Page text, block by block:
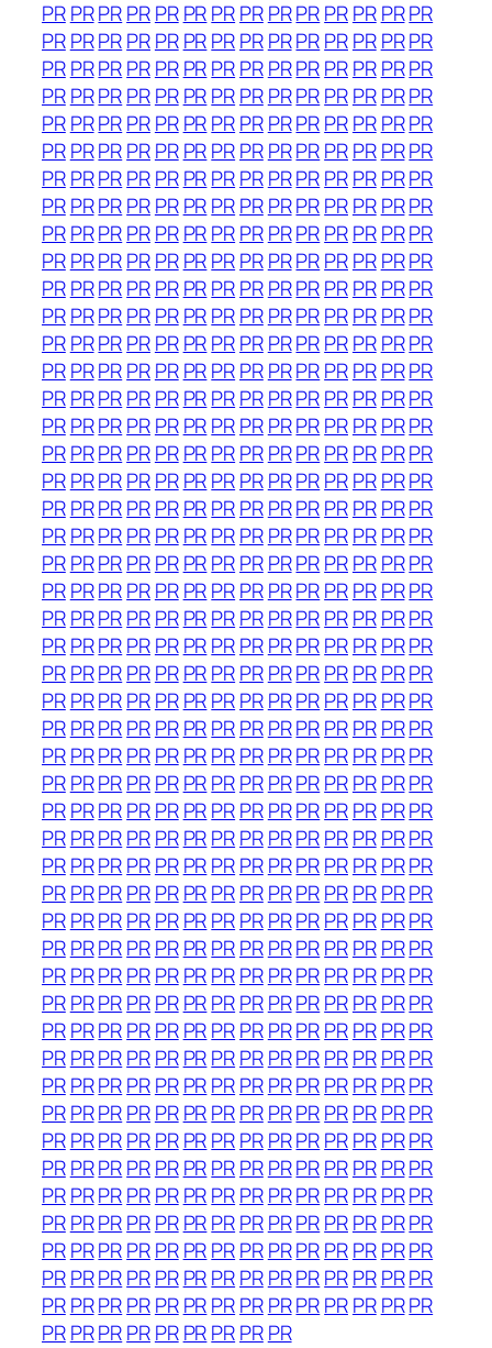
PRPRPRPRPR PRPRPRPRPRPRPR PRPR
PRPRPRPRPR PRPRPRPRPRPRPR PRPR
PRPRPRPRPR PRPRPRPRPRPRPR PRPR
PRPRPRPRPR PRPRPRPRPRPRPR PRPR
PRPRPRPRPR PRPRPRPRPRPRPR PRPR
PRPRPRPRPR PRPRPRPRPRPRPR PRPR
PRPRPRPRPR PRPRPRPRPRPRPR PRPR
PRPRPRPRPR PRPRPRPRPRPRPR PRPR
PRPRPRPRPR PRPRPRPRPRPRPR PRPR
PRPRPRPRPR PRPRPRPRPRPRPR PRPR
PRPRPRPRPR PRPRPRPRPRPRPR PRPR
PRPRPRPRPR PRPRPRPRPRPRPR PRPR
PRPRPRPRPR PRPRPRPRPRPRPR PRPR
PRPRPRPRPR PRPRPRPRPRPRPR PRPR
PRPRPRPRPR PRPRPRPRPRPRPR PRPR
PRPRPRPRPR PRPRPRPRPRPRPR PRPR
PRPRPRPRPR PRPRPRPRPRPRPR PRPR
PRPRPRPRPR PRPRPRPRPRPRPR PRPR
PRPRPRPRPR PRPRPRPRPRPRPR PRPR
PRPRPRPRPR PRPRPRPRPRPRPR PRPR
PRPRPRPRPR PRPRPRPRPRPRPR PRPR
PRPRPRPRPR PRPRPRPRPRPRPR PRPR
PRPRPRPRPR PRPRPRPRPRPRPR PRPR
PRPRPRPRPR PRPRPRPRPRPRPR PRPR
PRPRPRPRPR PRPRPRPRPRPRPR PRPR
PRPRPRPRPR PRPRPRPRPRPRPR PRPR
PRPRPRPRPR PRPRPRPRPRPRPR PRPR
PRPRPRPRPR PRPRPRPRPRPRPR PRPR
PRPRPRPRPR PRPRPRPRPRPRPR PRPR
PRPRPRPRPR PRPRPRPRPRPRPR PRPR
PRPRPRPRPR PRPRPRPRPRPRPR PRPR
PRPRPRPRPR PRPRPRPRPRPRPR PRPR
PRPRPRPRPR PRPRPRPRPRPRPR PRPR
PRPRPRPRPR PRPRPRPRPRPRPR PRPR
PRPRPRPRPR PRPRPRPRPRPRPR PRPR
PRPRPRPRPR PRPRPRPRPRPRPR PRPR
PRPRPRPRPR PRPRPRPRPRPRPR PRPR
PRPRPRPRPR PRPRPRPRPRPRPR PRPR
PRPRPRPRPR PRPRPRPRPRPRPR PRPR
PRPRPRPRPR PRPRPRPRPRPRPR PRPR
PRPRPRPRPR PRPRPRPRPRPRPR PRPR
PRPRPRPRPR PRPRPRPRPRPRPR PRPR
PRPRPRPRPR PRPRPRPRPRPRPR PRPR
PRPRPRPRPR PRPRPRPRPRPRPR PRPR
PRPRPRPRPR PRPRPRPRPRPRPR PRPR
PRPRPRPRPR PRPRPRPRPRPRPR PRPR
PRPRPRPRPR PRPRPRPRPRPRPR PRPR
PRPRPRPRPR PRPRPRPRPRPRPR PRPR
PRPRPRPRPR PRPRPRPR